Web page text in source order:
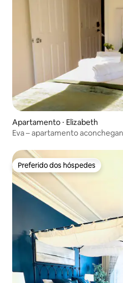
Apartamento ⋅ Elizabeth
Eva – apartamento
Preferido dos hóspedes
Preferido dos hóspedes